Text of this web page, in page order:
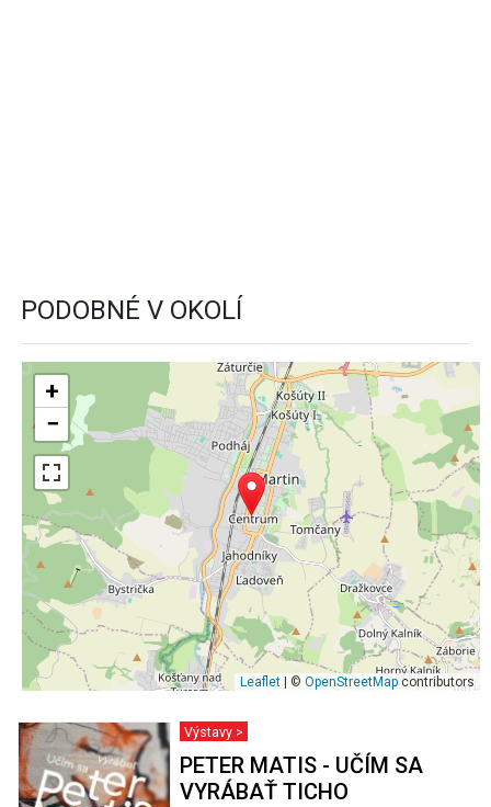
PODOBNÉ V OKOLÍ
+
−
Leaflet | © OpenStreetMap contributors
Výstavy >
PETER MATIS - UČÍM SA
VYRÁBAŤ TICHO